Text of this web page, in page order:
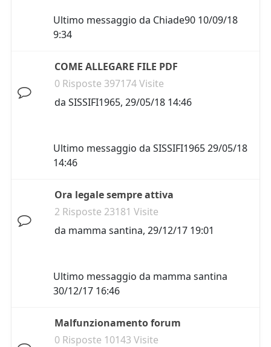
Ultimo messaggio da Chiade90 10/09/18
9:34
COME ALLEGARE FILE PDF
0 Risposte 397174 Visite
da SISSIFI1965, 29/05/18 14:46
Ultimo messaggio da SISSIFI196529/05/18
14:46
Ora legale sempre attiva
2 Risposte 23181 Visite
da mamma santina, 29/12/17 19:01
Ultimo messaggio da mamma santina
30/12/17 16:46
Malfunzionamento forum
0 Risposte 10143 Visite